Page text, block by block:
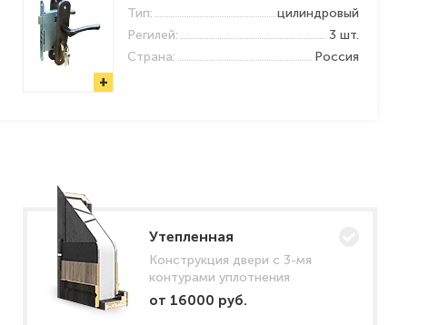
+
Тип:
цилиндровый
Регилей:
3 шт.
Страна:
Россия
Утепленная
Конструкция двери с 3-мя
контурами уплотнения
от 16000 руб.